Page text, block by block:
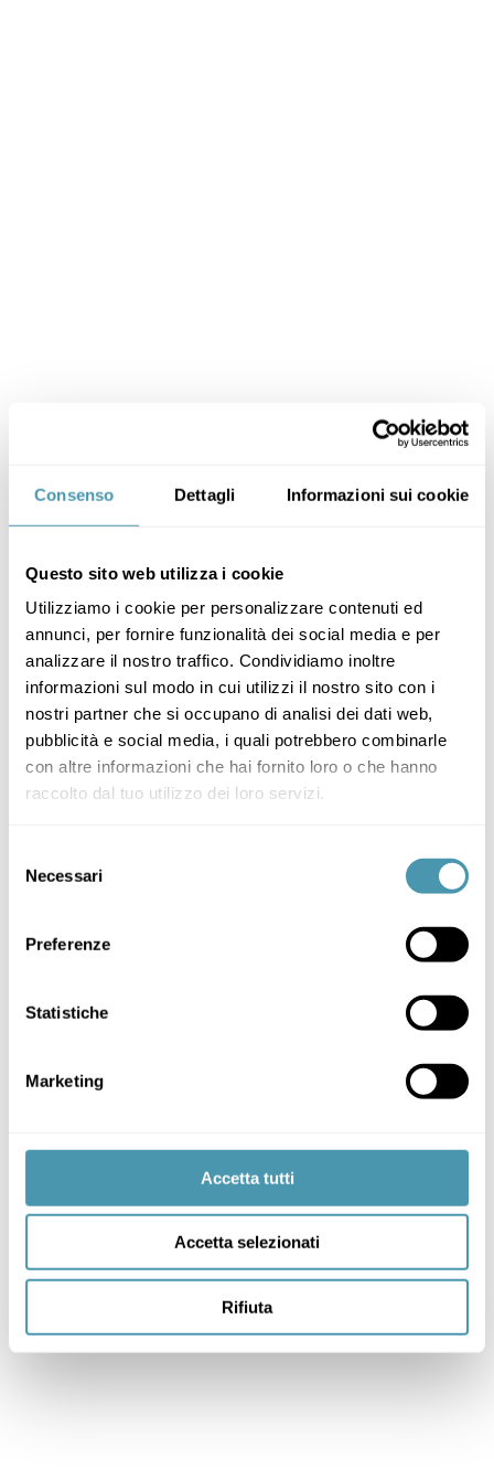
Consenso Dettagli Informazioni sui cookie
Questo sito web utilizza i cookie
Utilizziamo i cookie per personalizzare contenuti ed
annunci, per fornire funzionalità dei social media e per
analizzare il nostro traffico. Condividiamo inoltre
informazioni sul modo in cui utilizzi il nostro sito con i
nostri partner che si occupano di analisi dei dati web,
pubblicità e social media, i quali potrebbero combinarle
con altre informazioni che hai fornito loro o che hanno
raccolto dal tuo utilizzo dei loro servizi.
delNecessari
Preferenze
Statistiche
Marketing
Accetta tutti
Accetta selezionati
Rifiuta